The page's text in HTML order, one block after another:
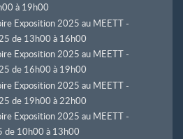
à 19h00
Exposition 2025 au MEETT -
de 13h00 à 16h00
Exposition 2025 au MEETT -
de 16h00 à 19h00
Exposition 2025 au MEETT -
de 19h00 à 22h00
Exposition 2025 au MEETT -
de 10h00 à 13h00